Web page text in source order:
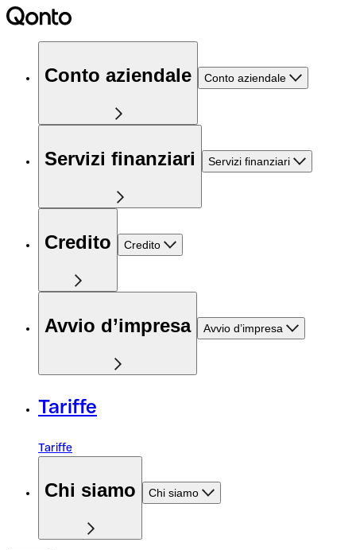
Conto aziendale Conto aziendale
Servizi finanziari Servizi finanziari
Credito Credito
Avvio d’impresa Avvio d’impresa
Tariffe
Tariffe
Chi siamo Chi siamo